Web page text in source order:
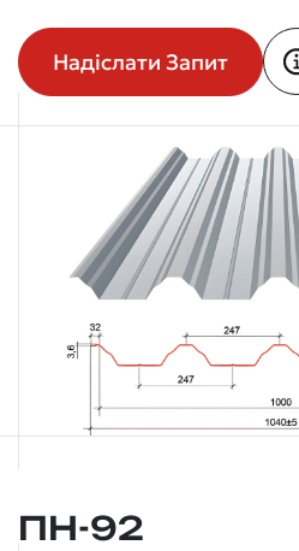
Надіслати Запит
ПН-92